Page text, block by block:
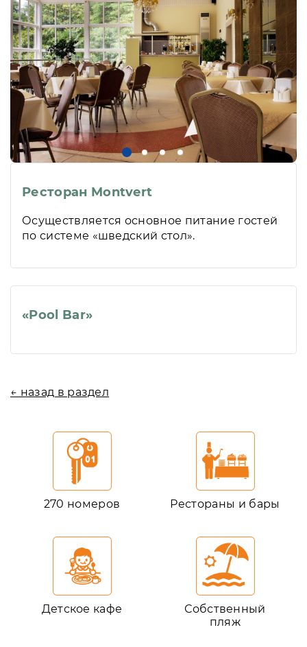
Ресторан Montvert
Осуществляется основное питание гостей
по системе «шведский стол».
«Pool Bar»
← назад в раздел
270 номеров Рестораны и бары
Детское кафе
Собственный
пляж